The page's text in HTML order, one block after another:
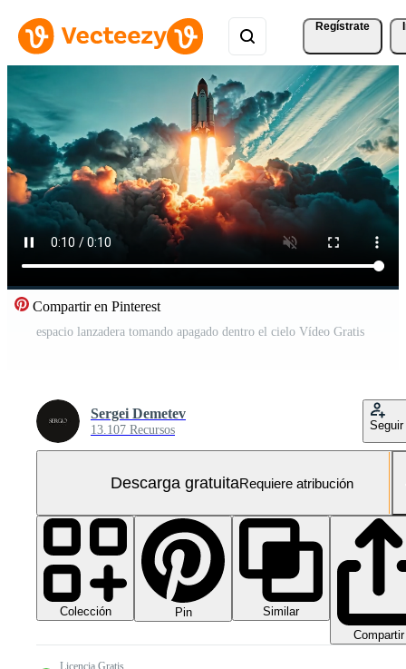
Regístrate
Compartir en Pinterest
espacio lanzadera tomando apagado dentro el cielo Vídeo Gratis
Sergei Demetev
13.107 Recursos Seguir
Descarga gratuitaRequiere atribución
Colección Pin
Similar
Compartir